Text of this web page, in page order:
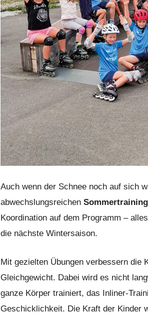
Auch wenn der Schnee noch auf sich
abwechslungsreichen Sommertraining
Koordination auf dem Programm –
die nächste Wintersaison.
Mit gezielten Übungen verbessern die
Gleichgewicht. Dabei wird es nicht
ganze Körper trainiert, das Inliner-
Geschicklichkeit. Die Kraft der Kinder